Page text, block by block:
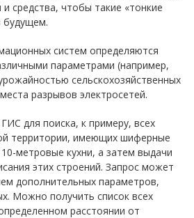
средства, чтобы такие «тонкие
будущем.
систем определяются
параметрами (например,
сельскохозяйственных
разрывов электросетей.
для поиска, к примеру, всех
территории, имеющих шиферные
метровые кухни, а затем выдачи
этих строений. Запрос может
дополнительных параметров,
Можно получить список всех
расстоянии от